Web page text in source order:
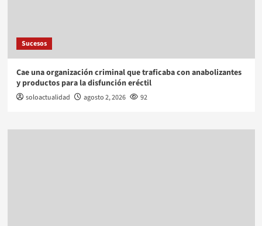
Sucesos
Cae una organización criminal que traficaba con anabolizantes
y productos para la disfunción eréctil
soloactualidad agosto 2, 2026 92